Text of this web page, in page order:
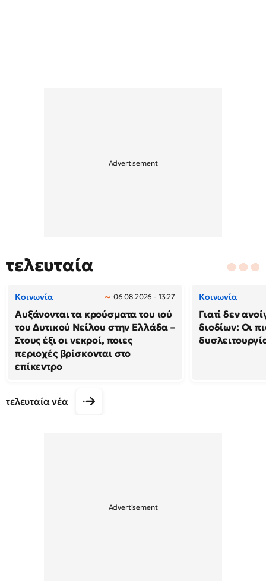
τελευταία
Κοινωνία 06.08.2026 - 13:27
Αυξάνονται τα κρούσματα του ιού
του Δυτικού Νείλου στην Ελλάδα –
Στους έξι οι νεκροί, ποιες
περιοχές βρίσκονται στο
επίκεντρο
Κοινωνία
Γιατί δεν
διοδίων: Οι
τελευταία νέα